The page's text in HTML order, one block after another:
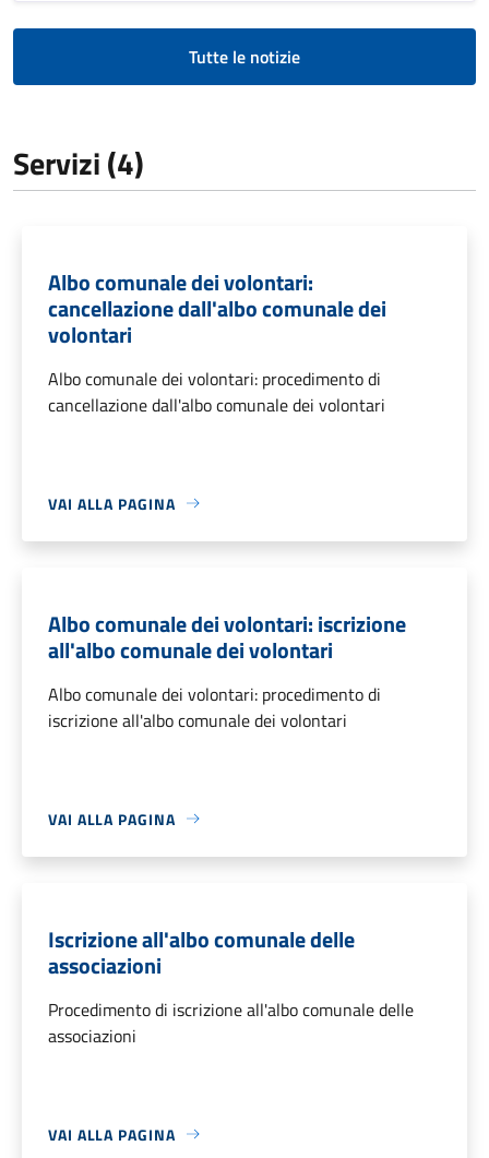
Tutte le notizie
Servizi (4)
Albo comunale dei volontari:
cancellazione dall'albo comunale dei
volontari
Albo comunale dei volontari: procedimento di
cancellazione dall'albo comunale dei volontari
VAI ALLA PAGINA
Albo comunale dei volontari: iscrizione
all'albo comunale dei volontari
Albo comunale dei volontari: procedimento di
iscrizione all'albo comunale dei volontari
VAI ALLA PAGINA
Iscrizione all'albo comunale delle
associazioni
Procedimento di iscrizione all'albo comunale delle
associazioni
VAI ALLA PAGINA